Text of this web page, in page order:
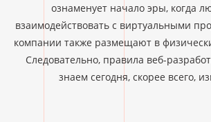
ознаменует начало эры, когда
взаимодействовать с виртуальными
компании также размещают в
Следовательно, правила веб-
знаем сегодня, скорее всего,